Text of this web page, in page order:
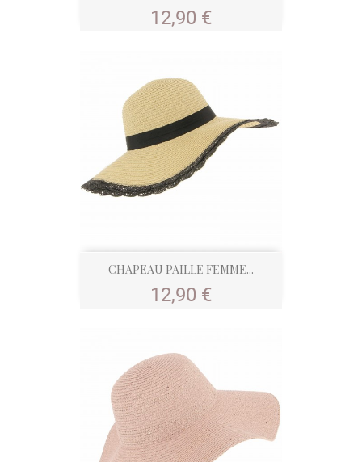
Prix
12,90 €
CHAPEAU PAILLE FEMME...
Prix
12,90 €